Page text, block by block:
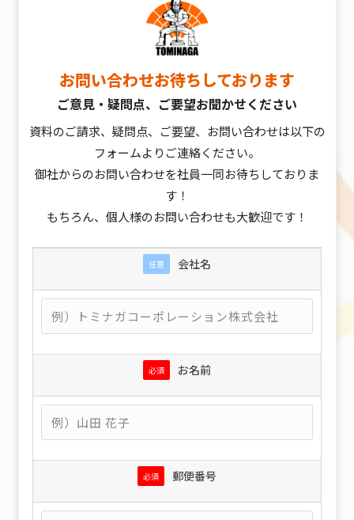
お問い合わせお待ちしております
ご意見・疑問点、ご要望お聞かせください
資料のご請求、疑問点、ご要望、お問い合わせは以下の
フォームよりご連絡ください。
御社からのお問い合わせを社員一同お待ちしておりま
す！
もちろん、個人様のお問い合わせも大歓迎です！
任意 会社名
必須 お名前
必須 郵便番号